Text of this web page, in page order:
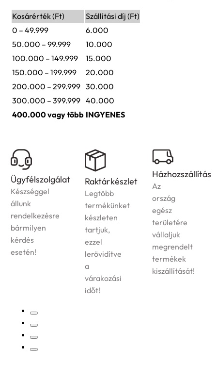
Kosárérték (Ft)
Szállítási díj (Ft)
0 – 49.999
6.000
50.000 – 99.999
10.000
100.000 – 149.999
15.000
150.000 – 199.999
20.000
200.000 – 299.999 30.000
300.000 – 399.999 40.000
400.000 vagy több INGYENES
Ügyfélszolgálat
Készséggel
állunk
rendelkezésre
bármilyen
kérdés
esetén!
Raktárkészlet
Legtöbb
termékünket
készleten
tartjuk,
ezzel
lerövidítve
a
várakozási
időt!
Házhozszállítás
Az
ország
egész
területére
vállaljuk
megrendelt
termékek
kiszállítását!